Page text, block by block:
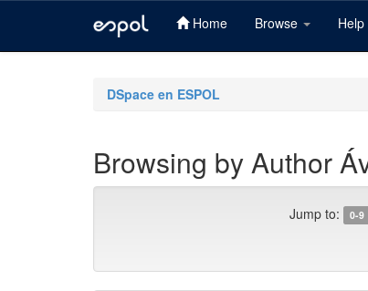
Home Browse Help
DSpace en ESPOL
Browsing by Author
Jump to: 0-9